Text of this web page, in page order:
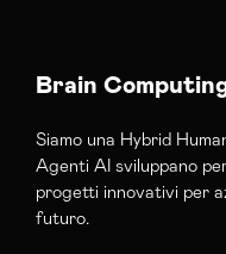
Brain
Siamo una Hybrid
Agenti AI sviluppano
progetti innovativi per
futuro.